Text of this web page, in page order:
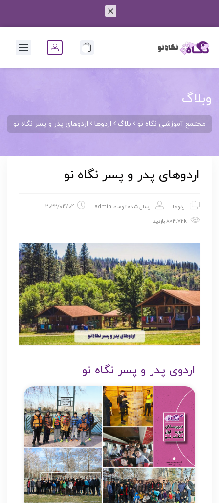
وبلاگ
مجتمع آموزشی نگاه نو بلاگ اردوها اردوهای پدر و پسر نگاه نو
اردوهای پدر و پسر نگاه نو
اردوها ارسال شده توسط admin
2022/04/04
اردوی پدر و پسر نگاه نو